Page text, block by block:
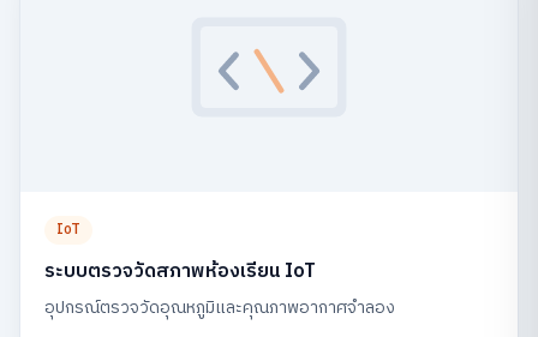
IoT
ระบบตรวจวัดสภาพห้องเรียน IoT
อุปกรณ์ตรวจวัดอุณหภูมิและคุณภาพอากาศจำลอง